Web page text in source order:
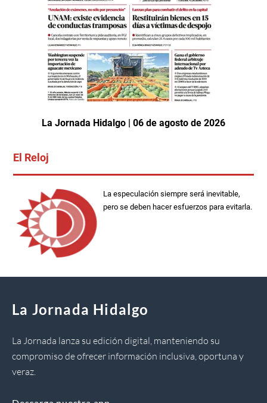
La Jornada Hidalgo | 06 de agosto de 2026
El Reloj
La especulación siempre será inevitable,
pero se deben hacer esfuerzos para evitarla.
La Jornada Hidalgo
La Jornada lanza su edición digital, manteniendo su
compromiso de ofrecer información inclusiva, oportuna y
veraz.